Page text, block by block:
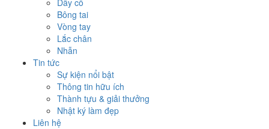
Dây cổ
Bông tai
Vòng tay
Lắc chân
Nhẫn
Tin tức
Sự kiện nổi bật
Thông tin hữu ích
Thành tựu & giải thưởng
Nhật ký làm đẹp
Liên hệ